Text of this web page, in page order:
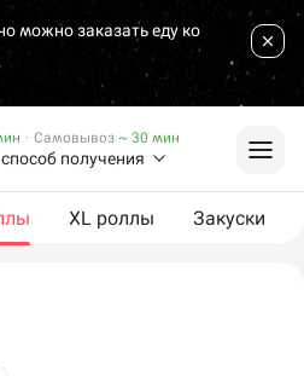
можно заказать еду ко
получения
· Самовывоз ~ 30 мин
XL роллы Закуски